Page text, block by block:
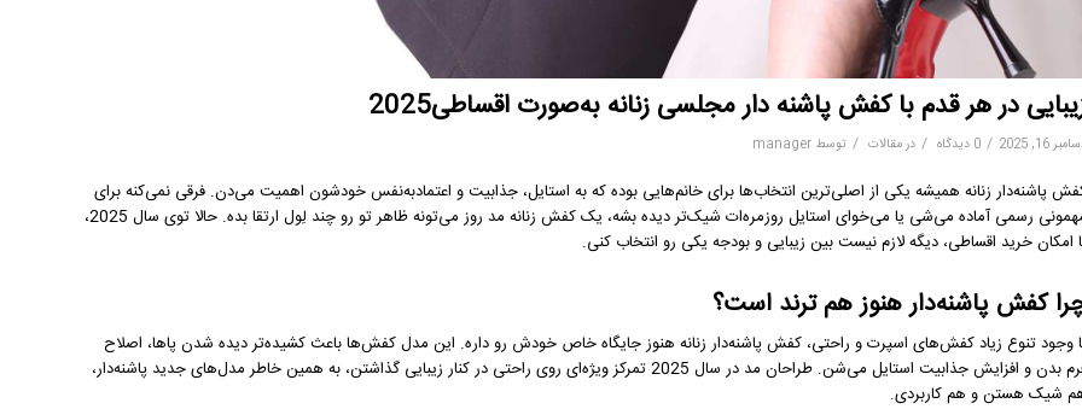
در هر قدم با کفش پاشنه دار مجلسی زنانه به‌صورت اقساطی2025
16, 2025
/ 0 دیدگاه / درمقالات / توسط manager
پاشنه‌دار زنانه همیشه یکی از اصلی‌ترین انتخاب‌ها برای خانم‌هایی بوده که به استایل، جذابیت و اعتمادبه‌نفس خودشون اهمیت می‌دن. فرقی نمی‌کنه برای
مهمونی رسمی آماده می‌شی یا می‌خوای استایل روزمره‌ات شیک‌تر دیده بشه، یک کفش زنانه مد روز می‌تونه ظاهر تو رو چند لِول ارتقا بده. حالا توی سال 2025،
امکان خرید اقساطی، دیگه لازم نیست بین زیبایی و بودجه یکی رو انتخاب کنی.
کفش پاشنه‌دار هنوز هم ترند است؟
وجود تنوع زیاد کفش‌های اسپرت و راحتی، کفش پاشنه‌دار زنانه هنوز جایگاه خاص خودش رو داره. این مدل کفش‌ها باعث کشیده‌تر دیده شدن پاها، اصلاح
فرم بدن و افزایش جذابیت استایل می‌شن. طراحان مد در سال 2025 تمرکز ویژه‌ای روی راحتی در کنار زیبایی گذاشتن، به همین خاطر مدل‌های جدید پاشنه‌دار،
شیک هستن و هم کاربردی.